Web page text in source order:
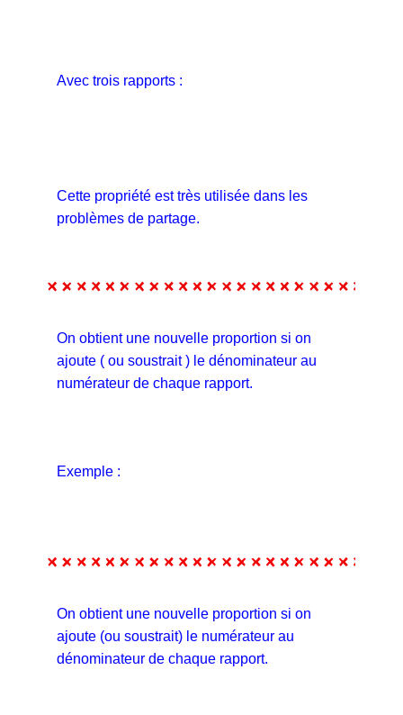
Avec trois rapports :
Cette propriété est très utilisée dans les
problèmes de partage.
On obtient une nouvelle proportion si on
ajoute ( ou soustrait ) le dénominateur au
numérateur de chaque rapport.
Exemple :
On obtient une nouvelle proportion si on
ajoute (ou soustrait) le numérateur au
dénominateur de chaque rapport.